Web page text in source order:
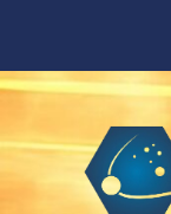
content